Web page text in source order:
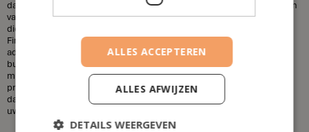
dat financieel adviseurs duur zijn. Dit is niet altijd het geval. De kosten
van een financieel adviseur kunnen variëren, afhankelijk van de
diensten die u nodig heeft en uw financiële situatie. Bij House of
Finance bieden wij betaalbare tarieven voor onze financiële
adviesdiensten, zodat u uw financiën kunt optimaliseren zonder uw
budget te overschrijden. Kortom, laat u niet misleiden door de
misvattingen over financieel adviseurs. Als u op zoek bent naar
professioneel en betrouwbaar financieel advies in Broechem, neem
dan contact op met House of Finance. Wij staan klaar om u te helpen
uw financiële doelen te bereiken.
ALLES ACCEPTEREN
ALLES AFWIJZEN
DETAILS WEERGEVEN